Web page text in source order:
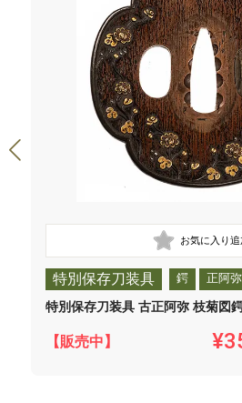
特別保存刀装具 鍔 正阿弥
特別保存刀装具 古正阿弥 枝菊図
【販売中】